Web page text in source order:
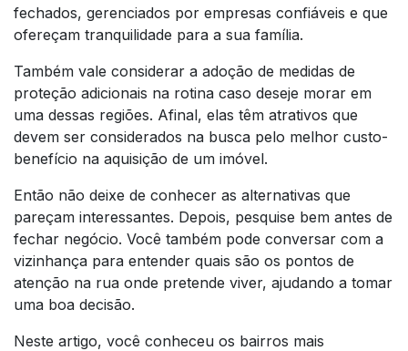
fechados, gerenciados por empresas confiáveis e que
ofereçam tranquilidade para a sua família.
Também vale considerar a adoção de medidas de
proteção adicionais na rotina caso deseje morar em
uma dessas regiões. Afinal, elas têm atrativos que
devem ser considerados na busca pelo melhor custo-
benefício na aquisição de um imóvel.
Então não deixe de conhecer as alternativas que
pareçam interessantes. Depois, pesquise bem antes de
fechar negócio. Você também pode conversar com a
vizinhança para entender quais são os pontos de
atenção na rua onde pretende viver, ajudando a tomar
uma boa decisão.
Neste artigo, você conheceu os bairros mais